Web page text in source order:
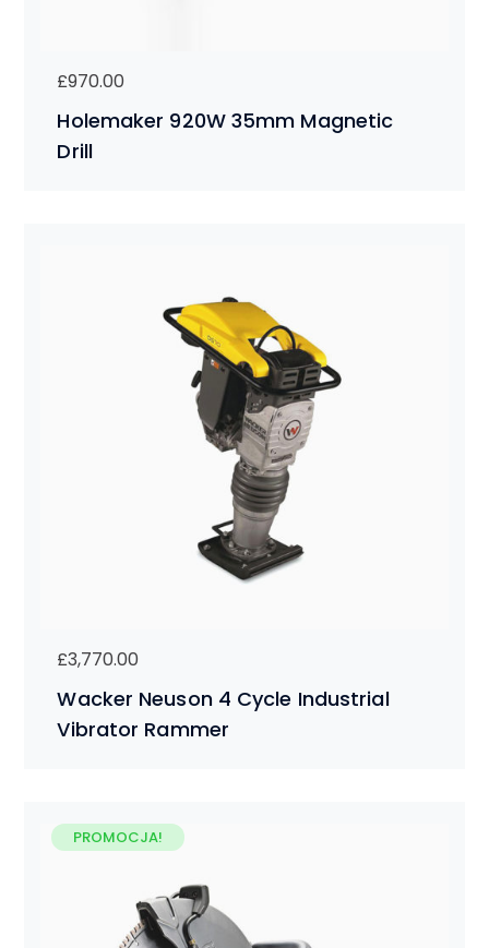
Holemaker 920W 35mm Magnetic
Drill
£970.00
Wacker Neuson 4 Cycle Industrial
Vibrator Rammer
£3,770.00
PROMOCJA!